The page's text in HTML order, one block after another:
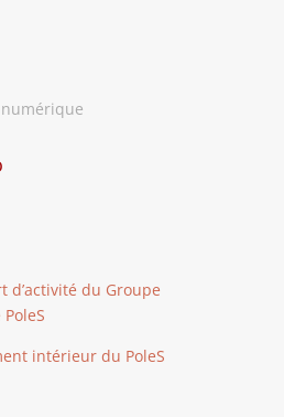
d’activité du Groupe
intérieur du PoleS